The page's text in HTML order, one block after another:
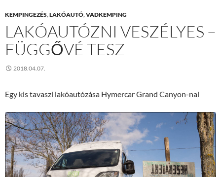
KEMPINGEZÉS,LAKÓAUTÓ,VADKEMPING
LAKÓAUTÓZNI VESZÉLYES –
FÜGGŐVÉ TESZ
2018.04.07.
Egy kis tavaszi lakóautózása Hymercar Grand Canyon-nal